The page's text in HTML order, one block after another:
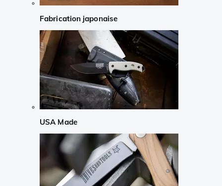
Fabrication japonaise
USA Made